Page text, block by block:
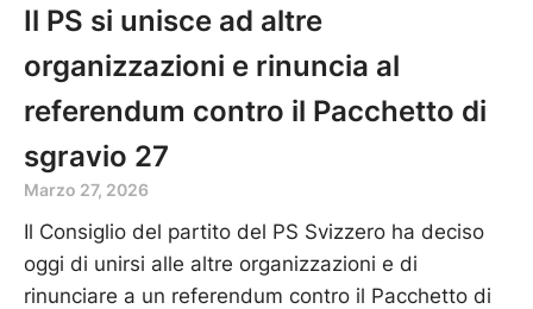
Il PS si unisce ad altre
organizzazioni e rinuncia al
referendum contro il Pacchetto di
sgravio 27
Marzo 27, 2026
Il Consiglio del partito del PS Svizzero ha deciso
oggi di unirsi alle altre organizzazioni e di
rinunciare a un referendum contro il Pacchetto di